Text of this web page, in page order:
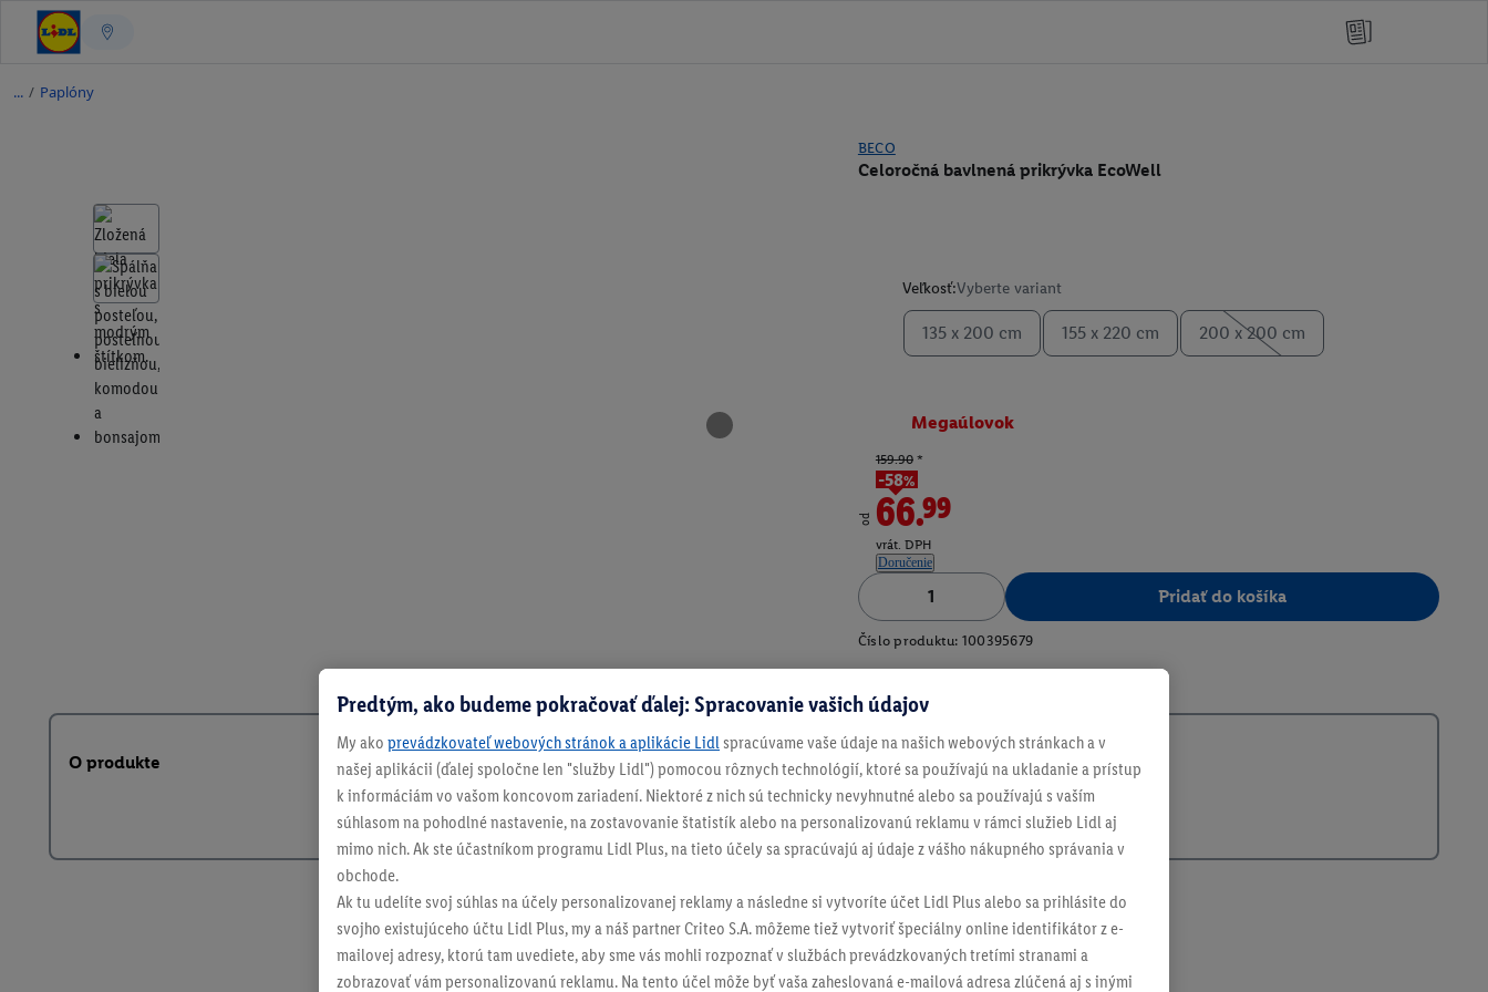
/ Paplóny
BECO
Celoročná bavlnená prikrývka EcoWell
Veľkosť:Vyberte variant
135 x 200 cm 155 x 220 cm 200 x 200 cm
Megaúlovok
od
159.90*
-58%
66.99
vrát. DPH
Doručenie
Pridať do košíka
Číslo produktu: 100395679
O produkte
Predtým, ako budeme pokračovať ďalej: Spracovanie vašich údajov
My ako prevádzkovateľ webových stránok a aplikácie Lidl spracúvame vaše údaje na našich webových stránkach a v
našej aplikácii (ďalej spoločne len "služby Lidl") pomocou rôznych technológií, ktoré sa používajú na ukladanie a prístup
k informáciám vo vašom koncovom zariadení. Niektoré z nich sú technicky nevyhnutné alebo sa používajú s vaším
súhlasom na pohodlné nastavenie, na zostavovanie štatistík alebo na personalizovanú reklamu v rámci služieb Lidl aj
mimo nich. Ak ste účastníkom programu Lidl Plus, na tieto účely sa spracúvajú aj údaje z vášho nákupného správania v
obchode.
Ak tu udelíte svoj súhlas na účely personalizovanej reklamy a následne si vytvoríte účet Lidl Plus alebo sa prihlásite do
svojho existujúceho účtu Lidl Plus, my a náš partner Criteo S.A. môžeme tiež vytvoriť špeciálny online identifikátor z e-
mailovej adresy, ktorú tam uvediete, aby sme vás mohli rozpoznať v službách prevádzkovaných tretími stranami a
zobrazovať vám personalizovanú reklamu. Na tento účel môže byť vaša zaheslovaná e-mailová adresa zlúčená aj s inými